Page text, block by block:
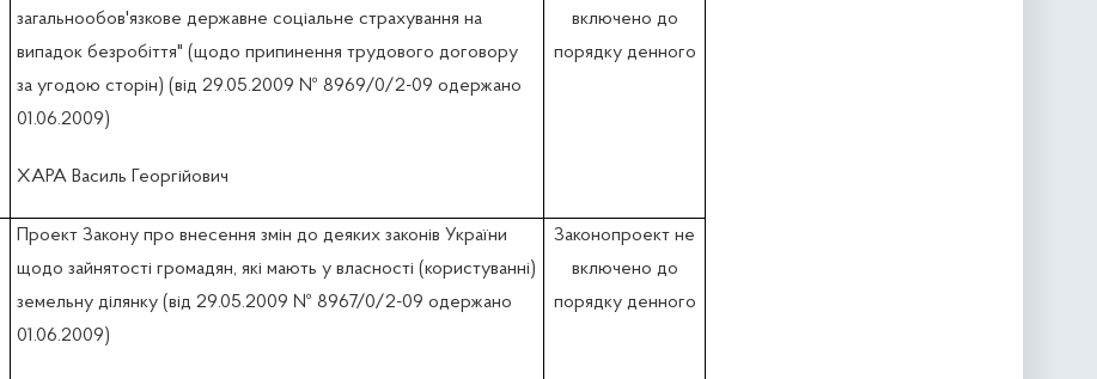
загальнообов'язкове державне соціальне страхування на
випадок безробіття" (щодо припинення трудового договору
за угодою сторін) (вiд 29.05.2009 № 8969/0/2-09 одержано
01.06.2009)
ХАРА Василь Георгійович
включено до
порядку денного
Проект Закону про внесення змін до деяких законів України
щодо зайнятості громадян, які мають у власності (користуванні)
земельну ділянку (вiд 29.05.2009 № 8967/0/2-09 одержано
01.06.2009)
Законопроект не
включено до
порядку денного